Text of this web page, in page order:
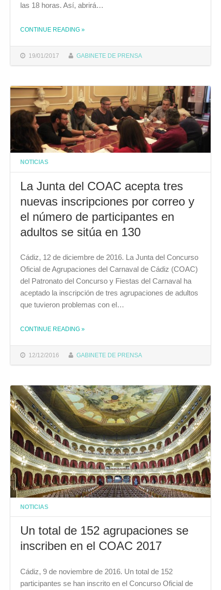
19/01/2017 GABINETE DE PRENSA
las 18 horas. Así, abrirá…
CONTINUE READING THE "LAS SEMIFINALES JUVENILES DEL CONCURSO OFICIAL DE AGRUPACIONES CARNAVALESCAS COMIENZAN MAÑANA"
»
NOTICIAS
La Junta del COAC acepta tres
nuevas inscripciones por correo y
el número de participantes en
adultos se sitúa en 130
12/12/2016 GABINETE DE PRENSA
Cádiz, 12 de diciembre de 2016. La Junta del Concurso
Oficial de Agrupaciones del Carnaval de Cádiz (COAC)
del Patronato del Concurso y Fiestas del Carnaval ha
aceptado la inscripción de tres agrupaciones de adultos
que tuvieron problemas con el…
CONTINUE READING »
NOTICIAS
Un total de 152 agrupaciones se
inscriben en el COAC 2017
Cádiz, 9 de noviembre de 2016. Un total de 152
participantes se han inscrito en el Concurso Oficial de